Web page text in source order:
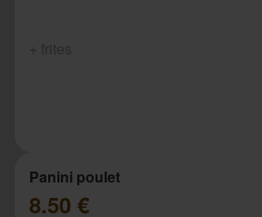
Panini poulet
8.50 €